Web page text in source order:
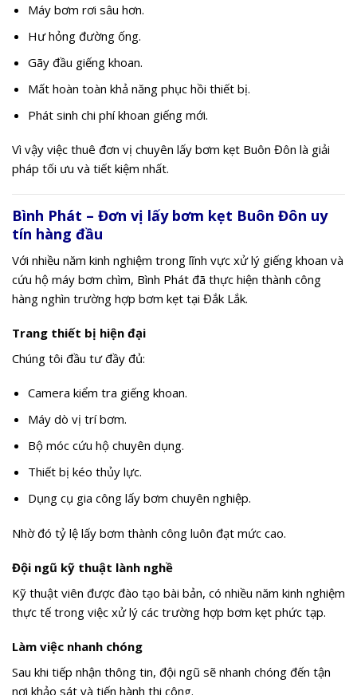
Máy bơm rơi sâu hơn.
Hư hỏng đường ống.
Gãy đầu giếng khoan.
Mất hoàn toàn khả năng phục hồi thiết bị.
Phát sinh chi phí khoan giếng mới.
Vì vậy việc thuê đơn vị chuyên lấy bơm kẹt Buôn Đôn là giải
pháp tối ưu và tiết kiệm nhất.
Bình Phát – Đơn vị lấy bơm kẹt Buôn Đôn uy
tín hàng đầu
Với nhiều năm kinh nghiệm trong lĩnh vực xử lý giếng khoan và
cứu hộ máy bơm chìm, Bình Phát đã thực hiện thành công
hàng nghìn trường hợp bơm kẹt tại Đắk Lắk.
Trang thiết bị hiện đại
Chúng tôi đầu tư đầy đủ:
Camera kiểm tra giếng khoan.
Máy dò vị trí bơm.
Bộ móc cứu hộ chuyên dụng.
Thiết bị kéo thủy lực.
Dụng cụ gia công lấy bơm chuyên nghiệp.
Nhờ đó tỷ lệ lấy bơm thành công luôn đạt mức cao.
Đội ngũ kỹ thuật lành nghề
Kỹ thuật viên được đào tạo bài bản, có nhiều năm kinh nghiệm
thực tế trong việc xử lý các trường hợp bơm kẹt phức tạp.
Làm việc nhanh chóng
Sau khi tiếp nhận thông tin, đội ngũ sẽ nhanh chóng đến tận
nơi khảo sát và tiến hành thi công.